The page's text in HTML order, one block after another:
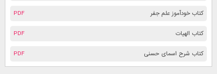
PDF کتاب خودآموز علم جفر
PDF کتاب الهیات
PDF کتاب شرح اسمای حسنی